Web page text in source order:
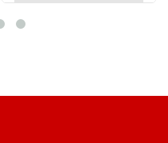
VIEW DETAIL